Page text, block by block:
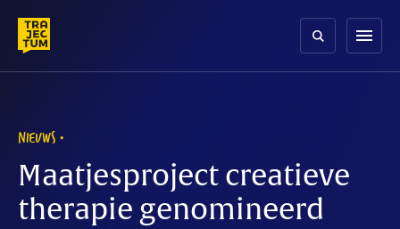
content
menu
NIEUWS
Maatjesproject creatieve
therapie genomineerd